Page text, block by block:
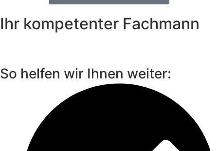
Ihr kompetenter Fachmann
So helfen wir Ihnen weiter: